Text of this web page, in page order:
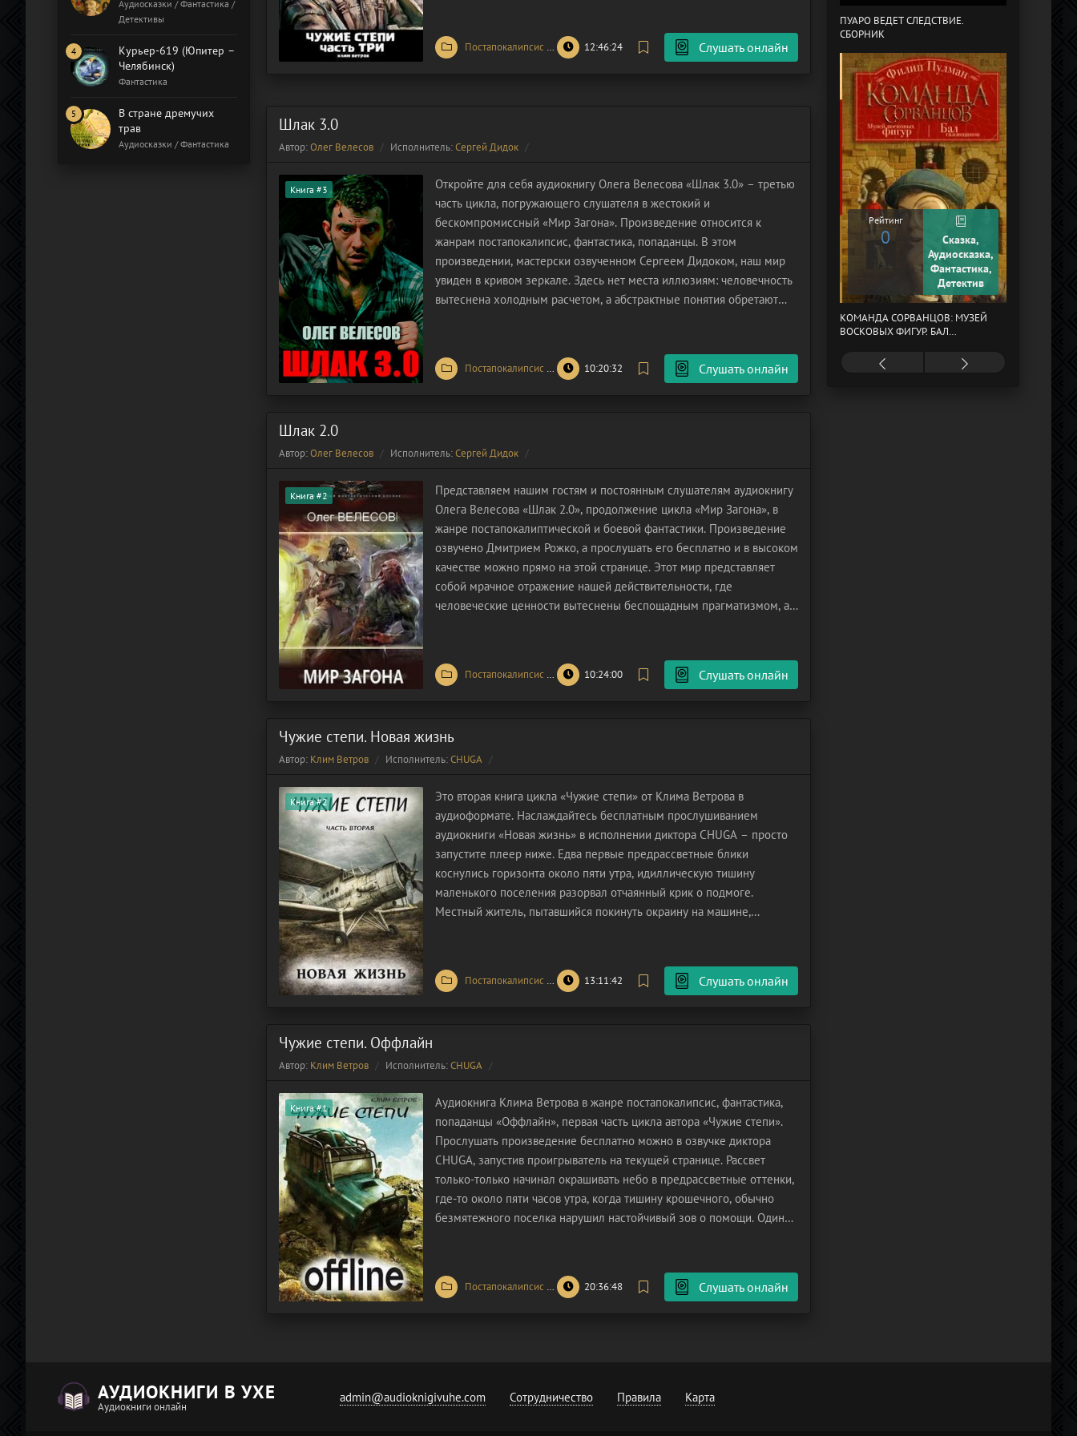
Постапокалипсис Попаданцы/Фантастика
12:46:24 Слушать онлайн
Шлак 3.0
Автор:Олег Велесов Исполнитель:Сергей Дидок
Книга #3
Откройте для себя аудиокнигу Олега Велесова «Шлак 3.0» – третью
часть цикла, погружающего слушателя в жестокий и
бескомпромиссный «Мир Загона». Произведение относится к
жанрам постапокалипсис, фантастика, попаданцы. В этом
произведении, мастерски озвученном Сергеем Дидоком, наш мир
увиден в кривом зеркале. Здесь нет места иллюзиям: человечность
вытеснена холодным расчетом, а абстрактные понятия обретают
Постапокалипсис Попаданцы/Фантастика
10:20:32 Слушать онлайн
Шлак 2.0
Автор:Олег Велесов Исполнитель:Сергей Дидок
Книга #2
Представляем нашим гостям и постоянным слушателям аудиокнигу
Олега Велесова «Шлак 2.0», продолжение цикла «Мир Загона», в
жанре постапокалиптической и боевой фантастики. Произведение
озвучено Дмитрием Рожко, а прослушать его бесплатно и в высоком
качестве можно прямо на этой странице. Этот мир представляет
собой мрачное отражение нашей действительности, где
человеческие ценности вытеснены беспощадным прагматизмом, а
Постапокалипсис Фантастика10:24:00 Слушать онлайн
Чужие степи. Новая жизнь
Автор: Клим Ветров Исполнитель:CHUGA
Книга #2
Это вторая книга цикла «Чужие степи» от Клима Ветрова в
аудиоформате. Наслаждайтесь бесплатным прослушиванием
аудиокниги «Новая жизнь» в исполнении диктора CHUGA – просто
запустите плеер ниже. Едва первые предрассветные блики
коснулись горизонта около пяти утра, идиллическую тишину
маленького поселения разорвал отчаянный крик о подмоге.
Местный житель, пытавшийся покинуть окраину на машине,
Постапокалипсис Попаданцы13:11:42 Слушать онлайн
Чужие степи. Оффлайн
Автор: Клим Ветров Исполнитель:CHUGA
Книга #1
Аудиокнига Клима Ветрова в жанре постапокалипсис, фантастика,
попаданцы «Оффлайн», первая часть цикла автора «Чужие степи».
Прослушать произведение бесплатно можно в озвучке диктора
CHUGA, запустив проигрыватель на текущей странице. Рассвет
только-только начинал окрашивать небо в предрассветные оттенки,
где-то около пяти часов утра, когда тишину крошечного, обычно
безмятежного поселка нарушил настойчивый зов о помощи. Один
Постапокалипсис Попаданцы/Фантастика
20:36:48 Слушать онлайн
Бал газовщиков
Аудиосказки / Фантастика /
Детективы
Курьер-619 (Юпитер –
Челябинск)
Фантастика
В стране дремучих
трав
Аудиосказки / Фантастика
ПУАРО ВЕДЕТ СЛЕДСТВИЕ.
СБОРНИК
Рейтинг
0
Сказка,
Аудиосказка,
Фантастика,
Детектив
КОМАНДА СОРВАНЦОВ: МУЗЕЙ
ВОСКОВЫХ ФИГУР. БАЛ
АУДИОКНИГИ В УХЕ
Аудиокниги онлайн
admin@audioknigivuhe.com Сотрудничество Правила Карта